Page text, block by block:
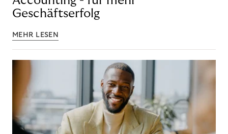
Geschäftserfolg
MEHR LESEN